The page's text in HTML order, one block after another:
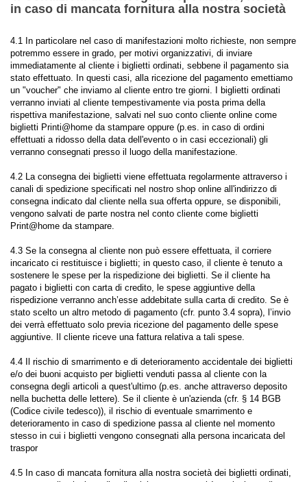
in caso di mancata fornitura alla nostra società
4.1 In particolare nel caso di manifestazioni molto richieste, non sempre
potremmo essere in grado, per motivi organizzativi, di inviare
immediatamente al cliente i biglietti ordinati, sebbene il pagamento sia
stato effettuato. In questi casi, alla ricezione del pagamento emettiamo
un "voucher" che inviamo al cliente entro tre giorni. I biglietti ordinati
verranno inviati al cliente tempestivamente via posta prima della
rispettiva manifestazione, salvati nel suo conto cliente online come
biglietti Printi@home da stampare oppure (p.es. in caso di ordini
effettuati a ridosso della data dell'evento o in casi eccezionali) gli
verranno consegnati presso il luogo della manifestazione.
4.2 La consegna dei biglietti viene effettuata regolarmente attraverso i
canali di spedizione specificati nel nostro shop online all'indirizzo di
consegna indicato dal cliente nella sua offerta oppure, se disponibili,
vengono salvati de parte nostra nel conto cliente come biglietti
Print@home da stampare.
4.3 Se la consegna al cliente non può essere effettuata, il corriere
incaricato ci restituisce i biglietti; in questo caso, il cliente è tenuto a
sostenere le spese per la rispedizione dei biglietti. Se il cliente ha
pagato i biglietti con carta di credito, le spese aggiuntive della
rispedizione verranno anch’esse addebitate sulla carta di credito. Se è
stato scelto un altro metodo di pagamento (cfr. punto 3.4 sopra), l’invio
dei verrà effettuato solo previa ricezione del pagamento delle spese
aggiuntive. Il cliente riceve una fattura relativa a tali spese.
4.4 Il rischio di smarrimento e di deterioramento accidentale dei biglietti
e/o dei buoni acquisto per biglietti venduti passa al cliente con la
consegna degli articoli a quest'ultimo (p.es. anche attraverso deposito
nella buchetta delle lettere). Se il cliente è un'azienda (cfr. § 14 BGB
(Codice civile tedesco)), il rischio di eventuale smarrimento e
deterioramento in caso di spedizione passa al cliente nel momento
stesso in cui i biglietti vengono consegnati alla persona incaricata del
traspor
4.5 In caso di mancata fornitura alla nostra società dei biglietti ordinati,